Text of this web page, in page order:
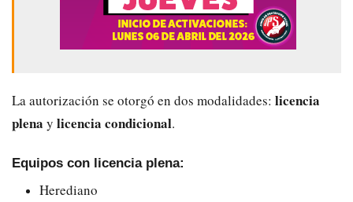
La autorización se otorgó en dos modalidades: licencia
plena y licencia condicional.
Equipos con licencia plena:
Herediano